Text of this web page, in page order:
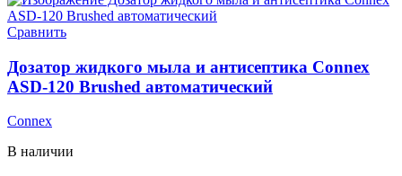
Сравнить
Дозатор жидкого мыла и антисептика Connex
ASD-120 Brushed автоматический
Connex
В наличии